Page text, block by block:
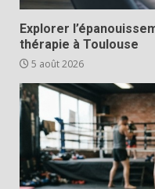
Explorer
thérapie à Toulouse
5 août 2026